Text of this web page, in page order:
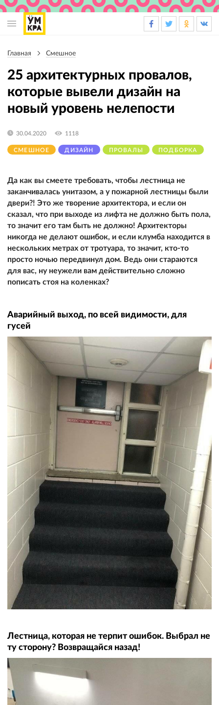
навигации
Главная Смешное
25 архитектурных провалов,
которые вывели дизайн на
новый уровень нелепости
СМЕШНОЕ ДИЗАЙН ПРОВАЛЫ ПОДБОРКА
30.04.2020 1118
Да как вы смеете требовать, чтобы лестница не
заканчивалась унитазом, а у пожарной лестницы были
двери?! Это же творение архитектора, и если он
сказал, что при выходе из лифта не должно быть пола,
то значит его там быть не должно! Архитекторы
никогда не делают ошибок, и если клумба находится в
нескольких метрах от тротуара, то значит, кто-то
просто ночью передвинул дом. Ведь они стараются
для вас, ну неужели вам действительно сложно
пописать стоя на коленках?
Аварийный выход, по всей видимости, для
гусей
Лестница, которая не терпит ошибок. Выбрал не
ту сторону? Возвращайся назад!